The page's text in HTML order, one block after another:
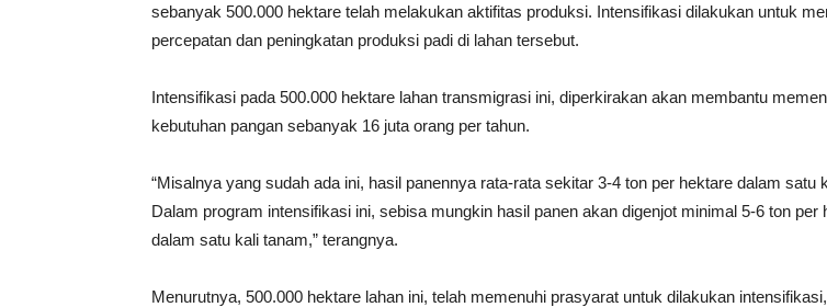
sebanyak 500.000 hektare telah melakukan aktifitas produksi. Intensifikasi dilakukan untuk
percepatan dan peningkatan produksi padi di lahan tersebut.
Intensifikasi pada 500.000 hektare lahan transmigrasi ini, diperkirakan akan membantu
kebutuhan pangan sebanyak 16 juta orang per tahun.
“Misalnya yang sudah ada ini, hasil panennya rata-rata sekitar 3-4 ton per hektare dalam satu
Dalam program intensifikasi ini, sebisa mungkin hasil panen akan digenjot minimal 5-6 ton per
dalam satu kali tanam,” terangnya.
Menurutnya, 500.000 hektare lahan ini, telah memenuhi prasyarat untuk dilakukan